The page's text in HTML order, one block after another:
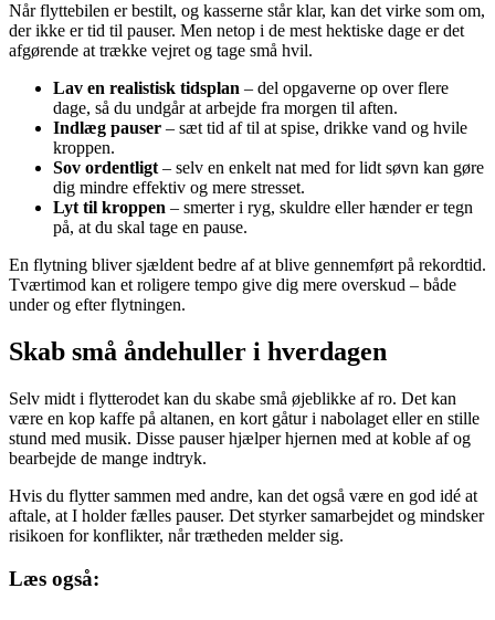
Når flyttebilen er bestilt, og kasserne står klar, kan det virke som om,
der ikke er tid til pauser. Men netop i de mest hektiske dage er det
afgørende at trække vejret og tage små hvil.
Lav en realistisk tidsplan – del opgaverne op over flere
dage, så du undgår at arbejde fra morgen til aften.
Indlæg pauser – sæt tid af til at spise, drikke vand og hvile
kroppen.
Sov ordentligt – selv en enkelt nat med for lidt søvn kan gøre
dig mindre effektiv og mere stresset.
Lyt til kroppen – smerter i ryg, skuldre eller hænder er tegn
på, at du skal tage en pause.
En flytning bliver sjældent bedre af at blive gennemført på rekordtid.
Tværtimod kan et roligere tempo give dig mere overskud – både
under og efter flytningen.
Skab små åndehuller i hverdagen
Selv midt i flytterodet kan du skabe små øjeblikke af ro. Det kan
være en kop kaffe på altanen, en kort gåtur i nabolaget eller en stille
stund med musik. Disse pauser hjælper hjernen med at koble af og
bearbejde de mange indtryk.
Hvis du flytter sammen med andre, kan det også være en god idé at
aftale, at I holder fælles pauser. Det styrker samarbejdet og mindsker
risikoen for konflikter, når trætheden melder sig.
Læs også: